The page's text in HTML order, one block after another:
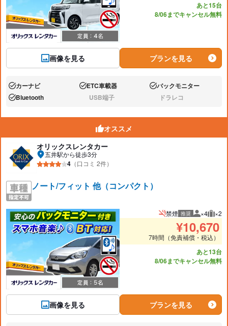
画像を見る
あと15台
8/06までキャンセル無料
プランを見る
あり:カーナビ あり:ETC車載器 あり:バックモニター
あり:Bluetooth なし:USB端子 なし:ドラレコ
オススメ
オリックスレンタカー
五井駅から徒歩3分
4 （口コミ 2件）
ノート/フィット 他（コンパクト）
画像を見る
禁煙 推奨 推奨人数
×4 推奨
×2
¥10,670
7時間（免責補償・税込）
あと13台
8/06までキャンセル無料
プランを見る